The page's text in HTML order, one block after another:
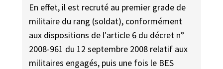
En effet, il est recruté au premier grade de
militaire du rang (soldat), conformément
aux dispositions de l'article 6 du décret n°
2008-961 du 12 septembre 2008 relatif aux
militaires engagés, puis une fois le BES